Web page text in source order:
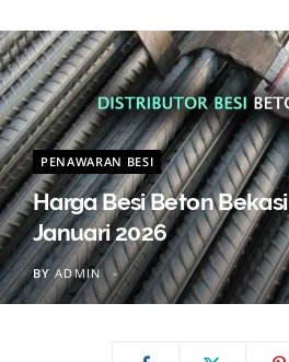
PENAWARAN BESI
Harga Besi Beton Bekasi
Januari 2026
BY ADMIN